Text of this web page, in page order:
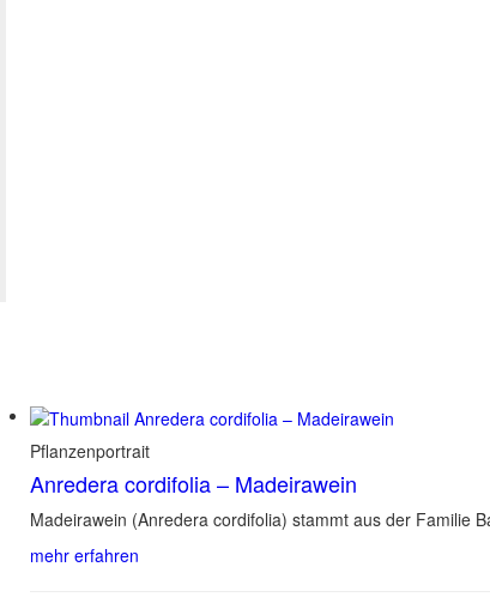
Pflanzenportrait
Anredera cordifolia – Madeirawein
Madeirawein (Anredera cordifolia) stammt aus der Familie
mehr erfahren